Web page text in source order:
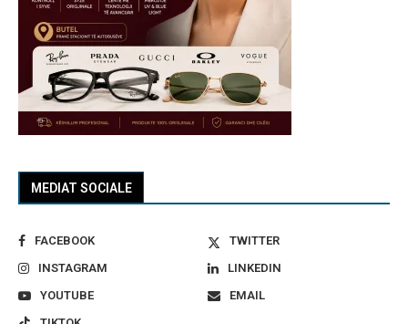
MEDIAT SOCIALE
FACEBOOK
TWITTER
INSTAGRAM
LINKEDIN
YOUTUBE
EMAIL